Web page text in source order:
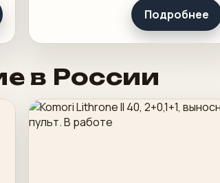
Подробнее
в России